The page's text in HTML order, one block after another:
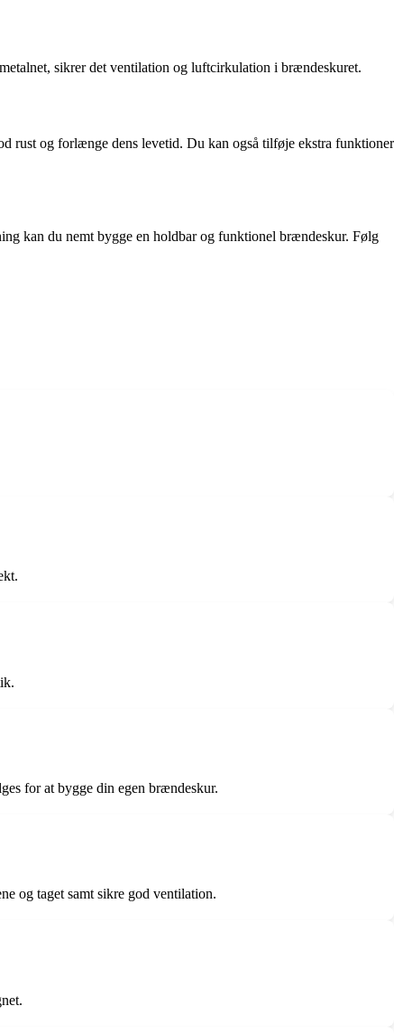
sikrer det ventilation og luftcirkulation i brændeskuret.
rust og forlænge dens levetid. Du kan også tilføje ekstra funktioner
kan du nemt bygge en holdbar og funktionel brændeskur. Følg
for at bygge din egen brændeskur.
og taget samt sikre god ventilation.